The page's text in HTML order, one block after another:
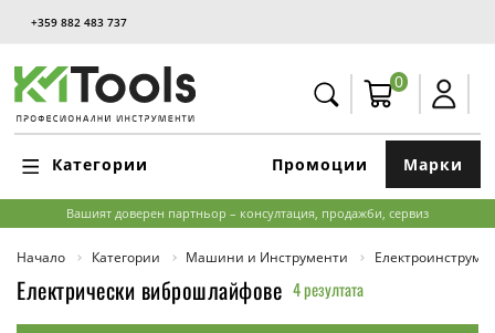
+359 882 483 737
0
Категории Марки
Промоции
Вашият доверен партньор – консултация, продажби, сервиз
Начало Категории Машини и Инструменти
Електрически виброшлайфове 4 резултата